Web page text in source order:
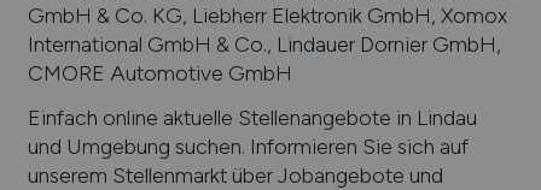
GmbH & Co. KG, Liebherr Elektronik GmbH, Xomox
International GmbH & Co., Lindauer Dornier GmbH,
CMORE Automotive GmbH
Einfach online aktuelle Stellenangebote in Lindau
und Umgebung suchen. Informieren Sie sich auf
unserem Stellenmarkt über Jobangebote und